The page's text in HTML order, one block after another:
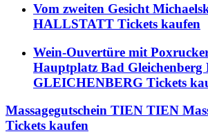
Vom zweiten Gesicht
HALLSTATT Tickets kaufen
Wein-Ouvertüre mit
Hauptplatz Bad Gleichenberg
GLEICHENBERG Tickets
Massagegutschein TIEN TIEN
Tickets kaufen